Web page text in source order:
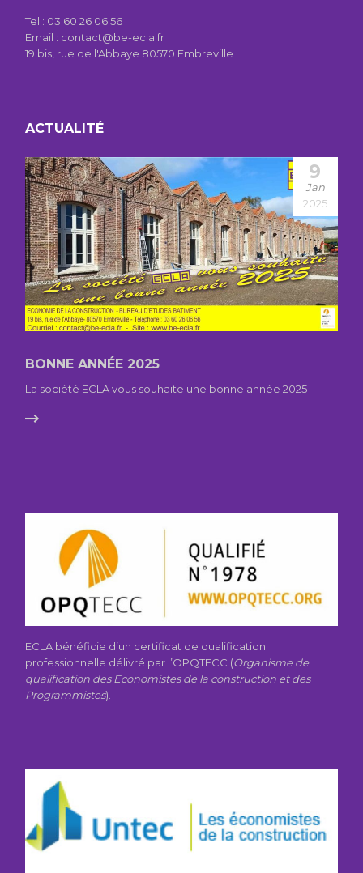
Tel : 03 60 26 06 56
Email : contact@be-ecla.fr
19 bis, rue de l'Abbaye 80570 Embreville
ACTUALITÉ
9
Jan
2025
BONNE ANNÉE 2025
La société ECLA vous souhaite une bonne année 2025
ECLA bénéficie d’un certificat de qualification
professionnelle délivré par l’OPQTECC (Organisme de
qualification des Economistes de la construction et des
Programmistes).